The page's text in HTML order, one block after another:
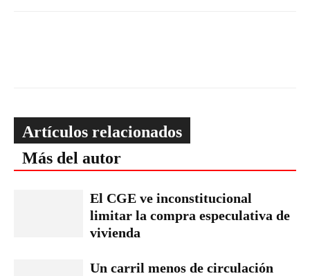
Artículos relacionados
Más del autor
El CGE ve inconstitucional
limitar la compra especulativa de
vivienda
Un carril menos de circulación